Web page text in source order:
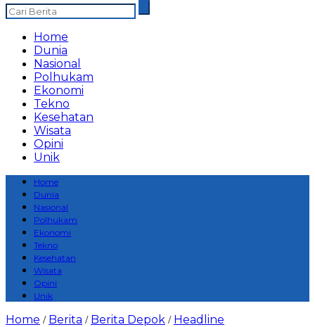
Home
Dunia
Nasional
Polhukam
Ekonomi
Tekno
Kesehatan
Wisata
Opini
Unik
Home
Dunia
Nasional
Polhukam
Ekonomi
Tekno
Kesehatan
Wisata
Opini
Unik
Home / Berita / Berita Depok / Headline